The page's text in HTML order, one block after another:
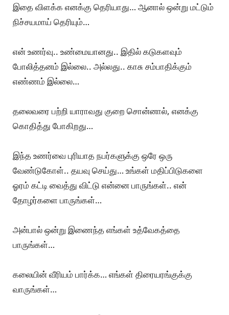
இதை விளக்க எனக்கு தெரியாது… ஆனால் ஒன்று மட்டும்
நிச்சயமாய் தெரியும்…
என் உணர்வு.. உண்மையானது.. இதில் கடுகளவும்
போலித்தனம் இல்லை.. அல்லது.. காசு சம்பாதிக்கும்
எண்ணம் இல்லை…
தலைவரை பற்றி யாராவது குறை சொன்னால், எனக்கு
கொதித்து போகிறது…
இந்த உணர்வை புரியாத நபர்களுக்கு ஒரே ஒரு
வேண்டுகோள்.. தயவு செய்து… உங்கள் மதிப்பிடுகளை
ஓரம் கட்டி வைத்து விட்டு என்னை பாருங்கள்.. என்
தோழர்களை பாருங்கள்…
அன்பால் ஒன்று இணைந்த எங்கள் உத்வேகத்தை
பாருங்கள்…
கலையின் வீரியம் பார்க்க… எங்கள் திரையரங்குக்கு
வாருங்கள்…